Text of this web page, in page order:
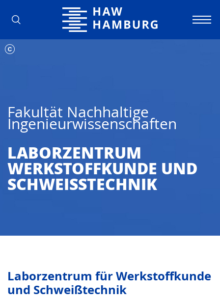
Hochschule für Angewandte
Fakultät Nachhaltige
Ingenieurwissenschaften
LABORZENTRUM
WERKSTOFFKUNDE UND
SCHWEISSTECHNIK
Laborzentrum für Werkstoffkunde
und Schweißtechnik